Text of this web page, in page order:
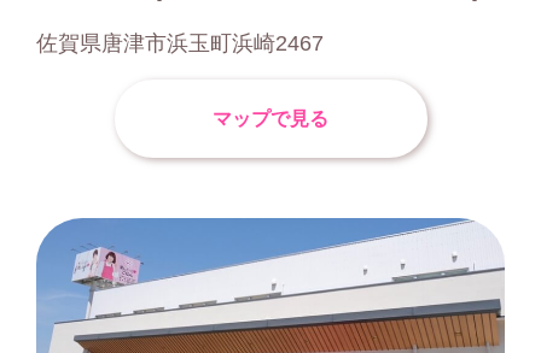
佐賀県唐津市浜玉町浜崎2467
マップで見る